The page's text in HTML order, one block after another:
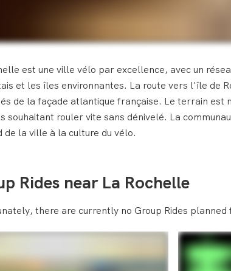
est une ville vélo par excellence, avec un
et les îles environnantes. La route vers l'île de
de la façade atlantique française. Le terrain est
souhaitant rouler vite sans dénivelé. La
de la ville à la culture du vélo.
Rides near La Rochelle
there are currently no Group Rides